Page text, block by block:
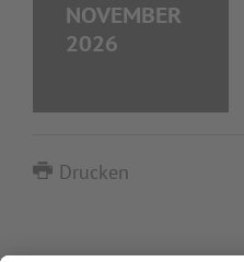
NOVEMBER
2026
Drucken